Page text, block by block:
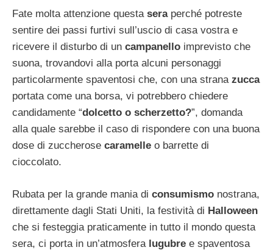
Fate molta attenzione questa sera perché potreste
sentire dei passi furtivi sull’uscio di casa vostra e
ricevere il disturbo di un campanello imprevisto che
suona, trovandovi alla porta alcuni personaggi
particolarmente spaventosi che, con una strana zucca
portata come una borsa, vi potrebbero chiedere
candidamente “dolcetto o scherzetto?”, domanda
alla quale sarebbe il caso di rispondere con una buona
dose di zuccherose caramelle o barrette di
cioccolato.
Rubata per la grande mania di consumismo nostrana,
direttamente dagli Stati Uniti, la festività di Halloween
che si festeggia praticamente in tutto il mondo questa
sera, ci porta in un’atmosfera lugubre e spaventosa